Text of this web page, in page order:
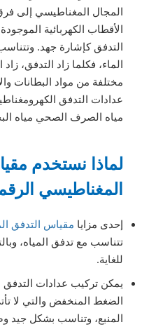
المجال المغناطيسي إلى
الأقطاب الكهربائية
التدفق كإشارة جهد.
الماء، فكلما زاد التدفق،
مختلفة من مواد البطانات
عدادات التدفق
مياه الصرف الصحي مياه
لماذا نستخدم
المغناطيسي
إحدى مزايا مقياس التدفق
تتناسب مع تدفق المياه،
للغاية.
يمكن تركيب عدادات التدفق
الضغط المنخفض والتي لا
المنبع، وتناسب بشكل جيد